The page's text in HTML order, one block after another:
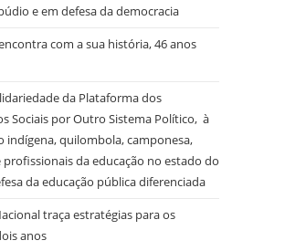
e em defesa da democracia
com a sua história, 46 anos
da Plataforma dos
Sociais por Outro Sistema Político, à
indígena, quilombola, camponesa,
profissionais da educação no estado do
da educação pública diferenciada
traça estratégias para os
anos